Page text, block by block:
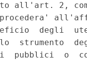
all'art. 2,
degli
strumento
pubblici  o